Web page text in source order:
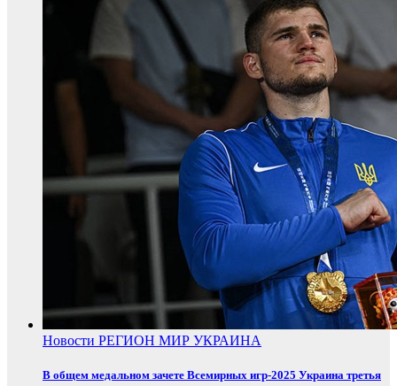
Новости РЕГИОН МИР УКРАИНА
В общем медальном зачете Всемирных игр-2025 Украина третья